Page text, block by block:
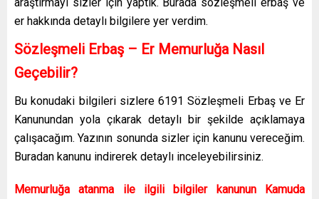
er hakkında detaylı bilgilere yer verdim.
Sözleşmeli Erbaş – Er Memurluğa Nasıl
Geçebilir?
Bu konudaki bilgileri sizlere 6191 Sözleşmeli Erbaş ve Er
Kanunundan yola çıkarak detaylı bir şekilde açıklamaya
çalışacağım. Yazının sonunda sizler için kanunu vereceğim.
Buradan kanunu indirerek detaylı inceleyebilirsiniz.
Memurluğa atanma ile ilgili bilgiler kanunun Kamuda